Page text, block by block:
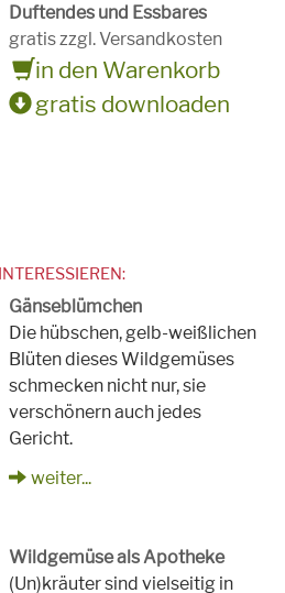
Duftendes und Essbares
gratis zzgl. Versandkosten
in den Warenkorb
gratis downloaden
Gänseblümchen
Die hübschen, gelb-weißlichen
Blüten dieses Wildgemüses
schmecken nicht nur, sie
verschönern auch jedes
Gericht.
weiter...
Wildgemüse als Apotheke
(Un)kräuter sind vielseitig in